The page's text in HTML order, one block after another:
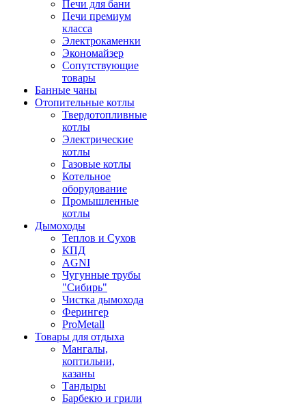
Печи для бани
Печи премиум
класса
Электрокаменки
Экономайзер
Сопутствующие
товары
Банные чаны
Отопительные котлы
Твердотопливные
котлы
Электрические
котлы
Газовые котлы
Котельное
оборудование
Промышленные
котлы
Дымоходы
Теплов и Сухов
КПД
AGNI
Чугунные трубы
"Сибирь"
Чистка дымохода
Ферингер
ProMetall
Товары для отдыха
Мангалы,
коптильни,
казаны
Тандыры
Барбекю и грили